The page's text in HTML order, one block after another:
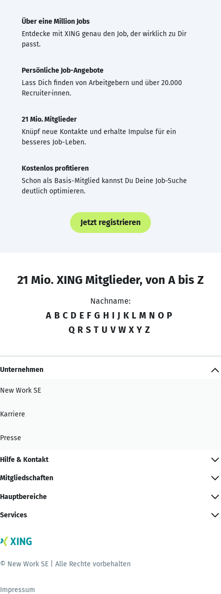
Über eine Million Jobs
Entdecke mit XING genau den Job, der wirklich zu Dir
passt.
Persönliche Job-Angebote
Lass Dich finden von Arbeitgebern und über 20.000
Recruiter·innen.
21 Mio. Mitglieder
Knüpf neue Kontakte und erhalte Impulse für ein
besseres Job-Leben.
Kostenlos profitieren
Schon als Basis-Mitglied kannst Du Deine Job-Suche
deutlich optimieren.
Jetzt registrieren
21 Mio. XING Mitglieder, von A bis Z
Nachname:
A B C D E F G H I J K L M N O P
Q R S T U V W X Y Z
Unternehmen
New Work SE
Karriere
Presse
Hilfe & Kontakt
Mitgliedschaften
Hauptbereiche
Services
© New Work SE | Alle Rechte vorbehalten
Impressum